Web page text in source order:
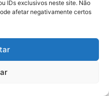
IDs exclusivos neste site. Não
afetar negativamente certos
eleitorais